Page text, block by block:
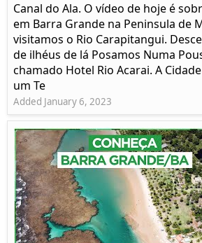
Canal do Ala. O vídeo de hoje é
em Barra Grande na Peninsula de
visitamos o Rio Carapitangui.
de ilhéus de lá Posamos Numa
chamado Hotel Rio Acarai. A
um Te
Added January 6, 2023